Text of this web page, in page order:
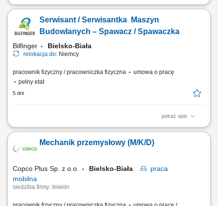
Zadania Sprawne identyfikowanie przyczyn usterek oraz przywracanie
przeglądów technicznych oraz bieżących konserwacji podzespołów.
Aktywne wspieranie zespołu w podnoszeniu wydajności parku
Serwisant / Serwisantka Maszyn
Budowlanych – Spawacz / Spawaczka
Bilfinger Bielsko-Biała
relokacja do: Niemcy
pracownik fizyczny / pracowniczka fizyczna
umowa o pracę
pełny etat
5 dni
pokaż opis
Opis stanowiska: Wykonywanie prac spawalniczych przy konstrukcjach
na podstawie rysunku technicznego. Naprawa i konserwacja sprzętu
budowlanego oraz urządzeń wykorzystywanych podczas realizacji
Mechanik przemysłowy (M/K/D)
Copco Plus Sp. z o.o. Bielsko-Biała
praca
mobilna
siedziba firmy: Imielin